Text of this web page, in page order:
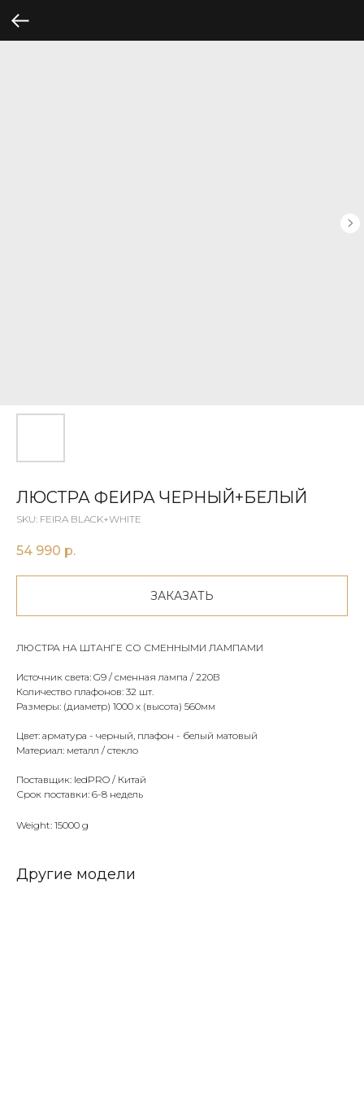
ЛЮСТРА ФЕИРА ЧЕРНЫЙ+БЕЛЫЙ
SKU: FEIRA BLACK+WHITE
54 990 р.
ЗАКАЗАТЬ
ЛЮСТРА НА ШТАНГЕ СО СМЕННЫМИ ЛАМПАМИ
Источник света: G9 / сменная лампа / 220В
Количество плафонов: 32 шт.
Размеры: (диаметр) 1000 х (высота) 560мм
Цвет: арматура - черный, плафон - белый матовый
Материал: металл / стекло
Поставщик: ledPRO / Китай
Срок поставки: 6-8 недель
Weight: 15000 g
Другие модели